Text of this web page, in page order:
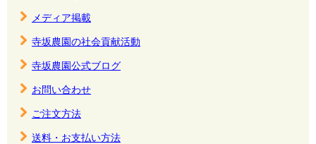
メディア掲載
寺坂農園の社会貢献活動
寺坂農園公式ブログ
お問い合わせ
ご注文方法
送料・お支払い方法